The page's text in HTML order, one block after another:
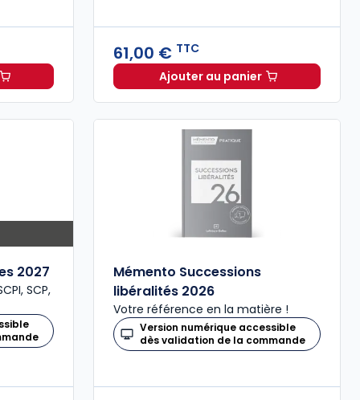
2027 annoté. Édition limitée à 37,00 € TTC
61,00 € TTC
Ajouter au panierAide-mémoire du
2027
SCP,
Mémento Successions
libéralités 2026
Votre référence en la matière !
Version numérique accessible
dès validation de la commande